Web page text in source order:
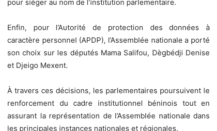
pour siéger au nom de l’institution parlementaire.
Enfin, pour l’Autorité de protection des données à
caractère personnel (APDP), l’Assemblée nationale a porté
son choix sur les députés Mama Salifou, Dègbédji Denise
et Djeigo Mexent.
À travers ces décisions, les parlementaires poursuivent le
renforcement du cadre institutionnel béninois tout en
assurant la représentation de l’Assemblée nationale dans
les principales instances nationales et régionales.